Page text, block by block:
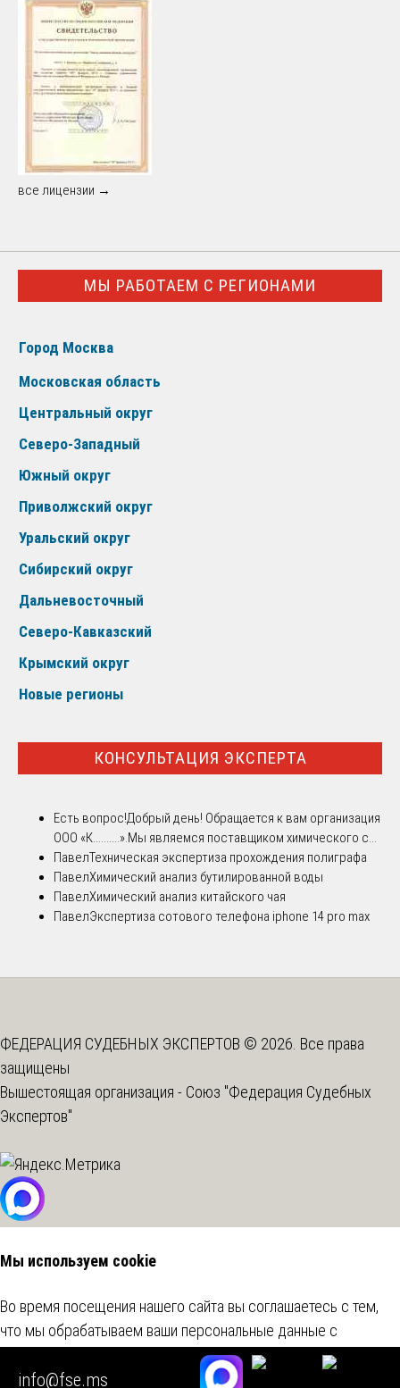
все лицензии →
МЫ РАБОТАЕМ С РЕГИОНАМИ
Город Москва
Московская область
Центральный округ
Северо-Западный
Южный округ
Приволжский округ
Уральский округ
Сибирский округ
Дальневосточный
Северо-Кавказский
Крымский округ
Новые регионы
КОНСУЛЬТАЦИЯ ЭКСПЕРТА
Есть вопрос!Добрый день! Обращается к вам организация
ООО «К..........».Мы являемся поставщиком химического с...
ПавелТехническая экспертиза прохождения полиграфа
ПавелХимический анализ бутилированной воды
ПавелХимический анализ китайского чая
ПавелЭкспертиза сотового телефона iphone 14 pro max
ФЕДЕРАЦИЯ СУДЕБНЫХ ЭКСПЕРТОВ © 2026. Все права
защищены
Вышестоящая организация - Союз "Федерация Судебных
Экспертов"
info@fse.ms
Мы используем cookie
Во время посещения нашего сайта вы соглашаетесь с тем,
что мы обрабатываем ваши персональные данные с
использованием метрических программ. Подробнее